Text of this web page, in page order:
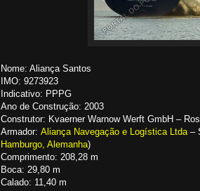
Nome: Aliança Santos
IMO: 9273923
Indicativo: PPPG
Ano de Construção: 2003
Construtor: Kvaerner Warnow Werft GmbH –
Armador: Aliança Navegação e Logística Ltda–
Hamburgo, Alemanha)
Comprimento: 208,28 m
Boca: 29,80 m
Calado: 11,40 m